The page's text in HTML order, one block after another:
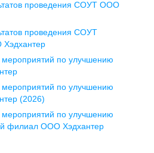
3,
проведения СОУТ ООО
проведения СОУТ
по улучшению
по улучшению
(2026)
по улучшению
филиал ООО Хэдхантер